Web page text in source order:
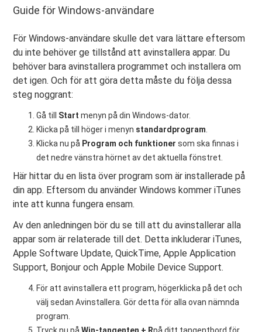
Guide för Windows-användare
För Windows-användare skulle det vara lättare eftersom
du inte behöver ge tillstånd att avinstallera appar. Du
behöver bara avinstallera programmet och installera om
det igen. Och för att göra detta måste du följa dessa
steg noggrant:
Gå till Startmenyn på din Windows-dator.
Klicka på till höger i menyn standardprogram
Klicka nu på Program och funktionersom ska finnas i
det nedre vänstra hörnet av det aktuella fönstret.
Här hittar du en lista över program som är installerade på
din app. Eftersom du använder Windows kommer iTunes
inte att kunna fungera ensam.
Av den anledningen bör du se till att du avinstallerar alla
appar som är relaterade till det. Detta inkluderar iTunes,
Apple Software Update, QuickTime, Apple Application
Support, Bonjour och Apple Mobile Device Support.
För att avinstallera ett program, högerklicka på det och
välj sedan Avinstallera. Gör detta för alla ovan nämnda
program.